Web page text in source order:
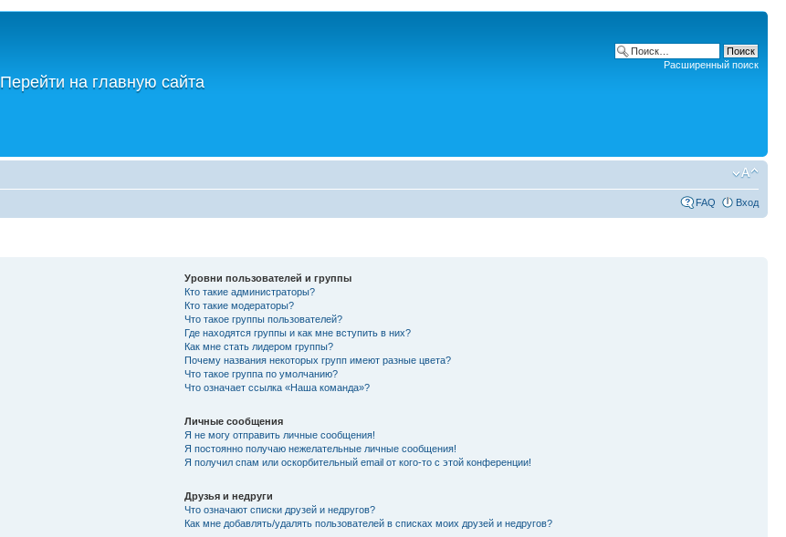
Перейти на главную сайта
Расширенный поиск
FAQ Вход
Уровни пользователей и группы
Кто такие администраторы?
Кто такие модераторы?
Что такое группы пользователей?
Где находятся группы и как мне вступить в них?
Как мне стать лидером группы?
Почему названия некоторых групп имеют разные цвета?
Что такое группа по умолчанию?
Что означает ссылка «Наша команда»?
Личные сообщения
Я не могу отправить личные сообщения!
Я постоянно получаю нежелательные личные сообщения!
Я получил спам или оскорбительный email от кого-то с этой конференции!
Друзья и недруги
Что означают списки друзей и недругов?
Как мне добавлять/удалять пользователей в списках моих друзей и недругов?